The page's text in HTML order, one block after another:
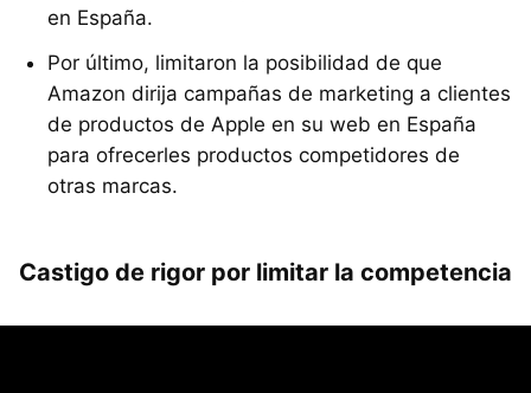
en España.
Por último, limitaron la posibilidad de que
Amazon dirija campañas de marketing a clientes
de productos de Apple en su web en España
para ofrecerles productos competidores de
otras marcas.
Castigo de rigor por limitar la competencia